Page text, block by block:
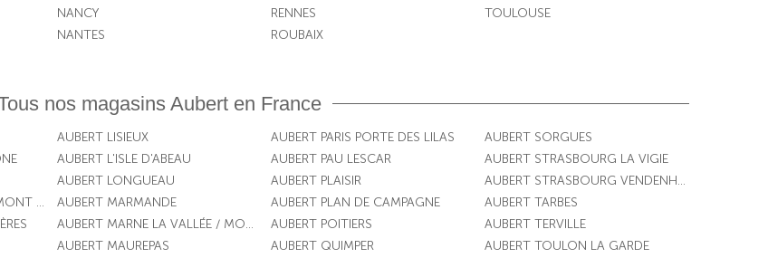
NANCY
NANTES
RENNES
ROUBAIX
TOULOUSE
nos magasins Aubert en France
D'OR
AUBERT LISIEUX
AUBERT L'ISLE D'ABEAU
AUBERT LONGUEAU
AUBERT MARMANDE
AUBERT MARNE LA VALLÉE / MONTEVRAIN
AUBERT MAUREPAS
AUBERT PARIS PORTE DES LILAS
AUBERT PAU LESCAR
AUBERT PLAISIR
AUBERT PLAN DE CAMPAGNE
AUBERT POITIERS
AUBERT QUIMPER
AUBERT SORGUES
AUBERT STRASBOURG LA VIGIE
AUBERT STRASBOURG VENDENHEIM
AUBERT TARBES
AUBERT TERVILLE
AUBERT TOULON LA GARDE